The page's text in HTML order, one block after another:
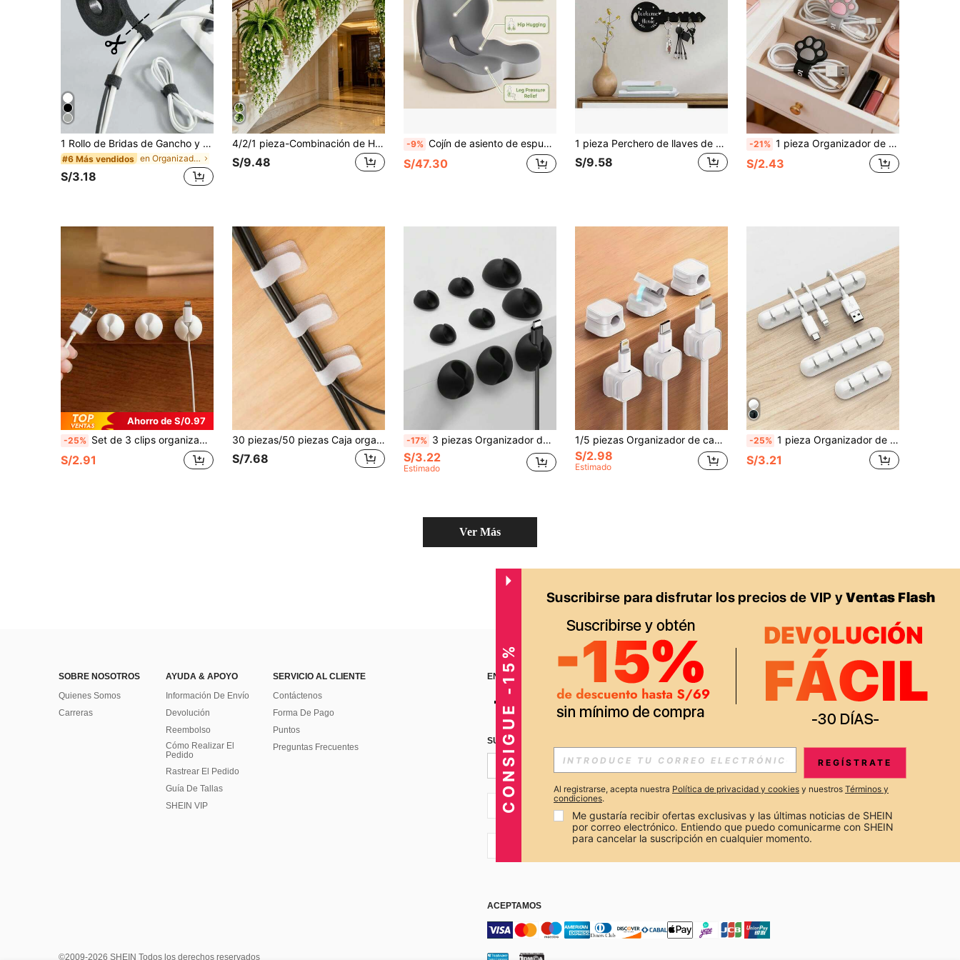
1 Rollo de Bridas de Gancho y Bucle para Modelado de Enredaderas/Gestión de Cables, Múltiples Tamaños Disponibles, Fuerte y Duradero, Unión Universal para Oficina Hogar/Jardinería, Reutilizable, Ordenado y Portador de Tarjetas
#6 Más vendidos en Organizadores de cables
S/3.18
4/2/1 pieza-Combinación de Helecho de Boston Grande y Camelia Colgante de Pared, Floración Duradera, Adecuado para Fiestas, Bodas al Aire Libre, Decoración Moderna de Jardín|Decoración de Jardín y Patio, Perfecto para Primavera/Verano Día de San Valentín Día de la Madre Pascua Día de San Patricio Decoración de Flores Artificiales Interior/Exterior, Decoración Festiva del Hogar
S/9.48
-9% Cojín de asiento de espuma viscoelástica en forma de L, almohada de soporte lumbar ergonómico, adecuado para coche, conductor de camión, silla de oficina, silla de juego, alivia la ciática y el dolor de espalda
S/47.30
1 pieza Perchero de llaves de estilo bohemio retro de madera con estante de almacenamiento, organizador de pared fácil de instalar para llaves, abrigos, etc., adecuado para la entrada, la cocina, la oficina
S/9.58
-21% 1 pieza Organizador de cables en forma de pata de gato de silicona, soporte reutilizable para gestión de cables para cable de carga de teléfono, auriculares, adecuado para escritorio, coche, bolso y viaje
S/2.43
Ahorro de S/0.97
-25% Set de 3 clips organizadores de cables de escritorio para gestión de cables de datos/auriculares/carga, soporte de cables para mesita de noche, vuelta al cole
S/2.91
30 piezas/50 piezas Caja organizadora de cables, organizador de escritorio multifuncional para cables, abrazaderas de cables reutilizables, adecuado para electricistas, sistema de organización de cables de computadora
S/7.68
-17% 3 piezas Organizador de cables de escritorio para gestión de cables de datos/auriculares/carga, soporte de cables de mesita de noche, de vuelta a la escuela
S/3.22
Estimado
1/5 piezas Organizador de cables magnético ajustable, antideslizante para escritorio, coche, soporte de carga doméstico, fácil instalación, accesorios de escritorio de oficina, suministros de oficina, accesorios de oficina
S/2.98
Estimado
-25% 1 pieza Organizador de cables de silicona autoadhesivo, con opciones de 3/5/7 agujeros, organizador de escritorio de oficina, bobinador multifunción para auriculares/cables de teléfono, soporte de pared para cables, estante de almacenamiento de escritorio, esencial para volver a la escuela
S/3.21
Ver Más
SOBRE NOSOTROS
Quienes Somos
Carreras
AYUDA & APOYO
Información De Envío
Devolución
Reembolso
Cómo Realizar El
Pedido
Rastrear El Pedido
Guía De Tallas
SHEIN VIP
SERVICIO AL CLIENTE
Contáctenos
Forma De Pago
Puntos
Preguntas Frecuentes
ENCUÉNTRANOS EN APP
SUSCRÍBETE PARA RECIBIR OFERTAS EXCLUSIVAS, PROMOCIONES Y NOTICIAS DE SHEIN
Suscribir
PE + 51
ACEPTAMOS
©2009-2026 SHEIN Todos los derechos reservados
CONSIGUE -15% REGÍSTRATE
Al registrarse, acepta nuestra Política de privacidad y cookies y nuestros Términos y
condiciones.
Me gustaría recibir ofertas exclusivas y las últimas noticias de SHEIN
por correo electrónico. Entiendo que puedo comunicarme con SHEIN
para cancelar la suscripción en cualquier momento.